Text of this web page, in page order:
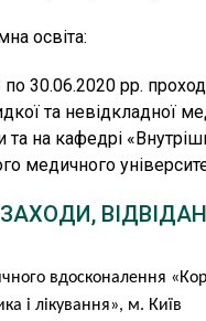
а не її
що для
раз на рік,
особливо
освіта:
30.06.2020 рр.
та невідкладної
та на кафедрі
медичного
вдосконалення
і лікування», м. Київ